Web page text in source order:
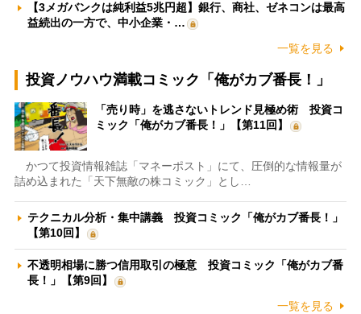
【3メガバンクは純利益5兆円超】銀行、商社、ゼネコンは最高
益続出の一方で、中小企業・…
一覧を見る
投資ノウハウ満載コミック「俺がカブ番長！」
「売り時」を逃さないトレンド見極め術 投資コ
ミック「俺がカブ番長！」【第11回】
かつて投資情報雑誌「マネーポスト」にて、圧倒的な情報量が
詰め込まれた「天下無敵の株コミック」とし…
テクニカル分析・集中講義 投資コミック「俺がカブ番長！」
【第10回】
不透明相場に勝つ信用取引の極意 投資コミック「俺がカブ番
長！」【第9回】
一覧を見る